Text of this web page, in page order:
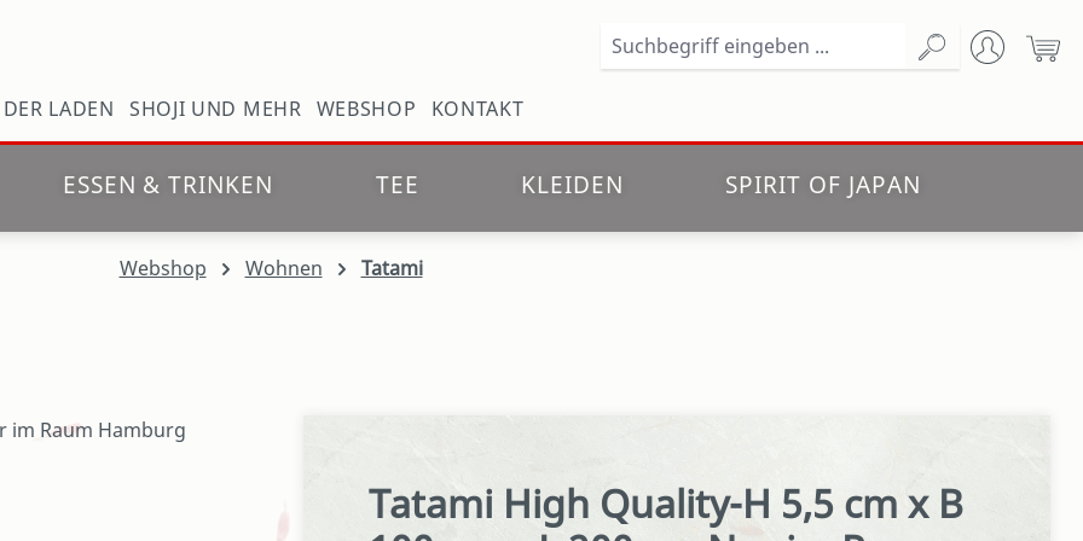
DER LADEN SHOJI UND MEHR WEBSHOP KONTAKT
ESSEN & TRINKEN TEE KLEIDEN SPIRIT OF JAPAN
Webshop Wohnen Tatami
Tatami High Quality-H 5,5 cm x B